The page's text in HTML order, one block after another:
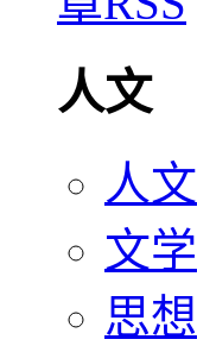
人文
人文
文学
思想